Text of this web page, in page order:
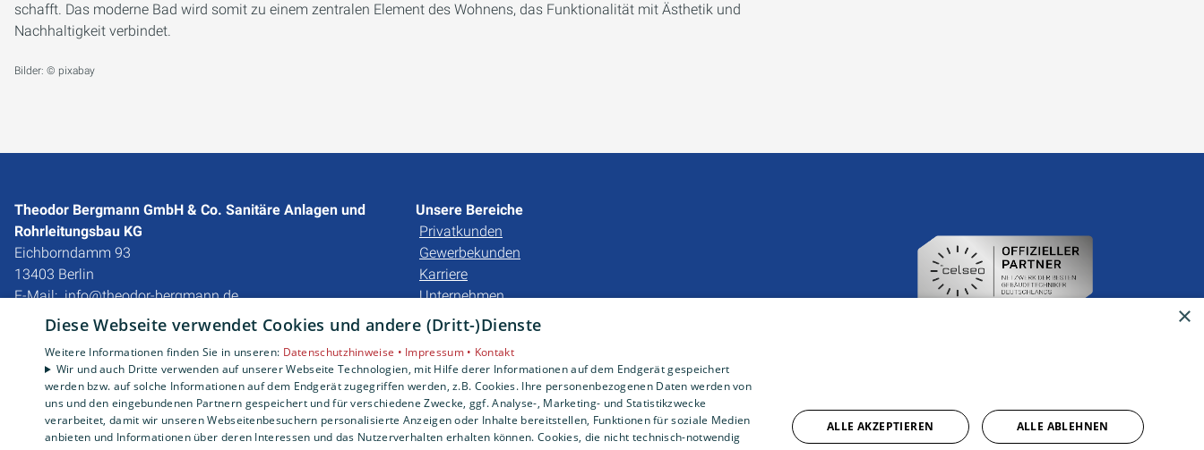
schafft. Das moderne Bad wird somit zu einem zentralen Element des Wohnens, das Funktionalität mit Ästhetik und
Nachhaltigkeit verbindet.
Bilder: © pixabay
Theodor Bergmann GmbH & Co. Sanitäre Anlagen und
Rohrleitungsbau KG
Eichborndamm 93
13403 Berlin
E-Mail: info@theodor-bergmann.de
030 4177940
Impressum
Datenschutzerklärung
Barrierefreiheitserklärung
Unsere Bereiche
Privatkunden
Gewerbekunden
Karriere
Unternehmen
×
Diese Webseite verwendet Cookies und andere (Dritt-)Dienste
Weitere Informationen finden Sie in unseren: Datenschutzhinweise • Impressum • Kontakt
Wir und auch Dritte verwenden auf unserer Webseite Technologien, mit Hilfe derer Informationen auf dem Endgerät gespeichert
werden bzw. auf solche Informationen auf dem Endgerät zugegriffen werden, z.B. Cookies. Ihre personenbezogenen Daten werden von
uns und den eingebundenen Partnern gespeichert und für verschiedene Zwecke, ggf. Analyse-, Marketing- und Statistikzwecke
verarbeitet, damit wir unseren Webseitenbesuchern personalisierte Anzeigen oder Inhalte bereitstellen, Funktionen für soziale Medien
anbieten und Informationen über deren Interessen und das Nutzerverhalten erhalten können. Cookies, die nicht technisch-notwendig
ALLE AKZEPTIEREN ALLE ABLEHNEN